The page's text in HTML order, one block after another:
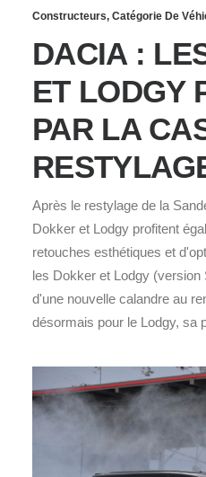
Constructeurs, Catégorie De
DACIA :
ET LODGY
PAR LA
Après le restylage de la
Dokker et Lodgy profitent
retouches esthétiques et
les Dokker et Lodgy
d'une nouvelle calandre au
désormais pour le Lodgy, sa